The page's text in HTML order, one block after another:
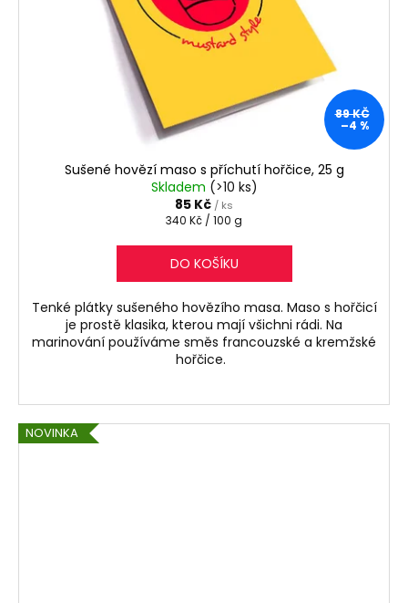
89 KČ
–4 %
Sušené hovězí maso s příchutí hořčice, 25 g
Skladem (>10 ks)
85 Kč / ks
Měrná
340 Kč / 100 g
DO KOŠÍKU
Tenké plátky sušeného hovězího masa. Maso s hořčicí
je prostě klasika, kterou mají všichni rádi. Na
marinování používáme směs francouzské a kremžské
hořčice.
NOVINKA